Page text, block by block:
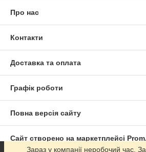
Про нас
Контакти
Доставка та оплата
Графік роботи
Повна версія сайту
Сайт створено на маркетплейсі
Зараз у компанії неробочий час.